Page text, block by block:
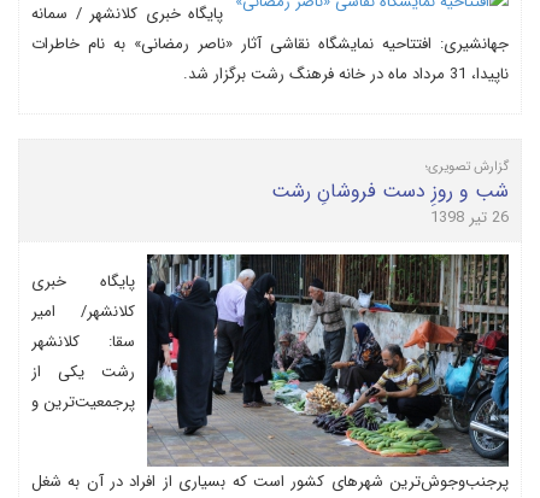
پایگاه خبری کلانشهر / سمانه
جهانشیری: افتتاحیه نمایشگاه نقاشی آثار «ناصر رمضانی» به نام خاطرات
ناپیدا، 31 مرداد ماه در خانه فرهنگ رشت برگزار شد.
گزارش تصویری؛
شب و روزِ دست فروشانِ رشت
26 تیر 1398
پایگاه خبری
کلانشهر/ امیر
سقا: کلانشهر
رشت یکی از
پرجمعیت‌ترین و
پرجنب‌وجوش‌ترین شهرهای کشور است که بسیاری از افراد در آن به شغل